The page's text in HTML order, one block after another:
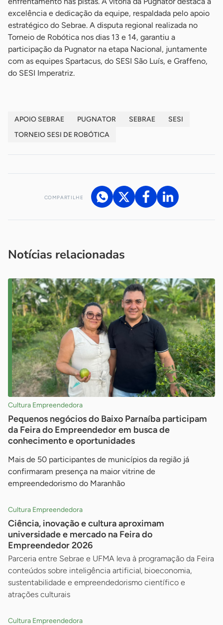
excelência e dedicação da equipe, respaldada pelo apoio
estratégico do Sebrae. A disputa regional realizada no
Torneio de Robótica nos dias 13 e 14, garantiu a
participação da Pugnator na etapa Nacional, juntamente
com as equipes Spartacus, do SESI São Luís, e Graffeno,
do SESI Imperatriz.
APOIO SEBRAE PUGNATOR SEBRAE
SESI
TORNEIO SESI DE ROBÓTICA
COMPARTILHE
Notícias relacionadas
Cultura Empreendedora
Pequenos negócios do Baixo Parnaíba participam
da Feira do Empreendedor em busca de
conhecimento e oportunidades
Mais de 50 participantes de municípios da região já
confirmaram presença na maior vitrine de
empreendedorismo do Maranhão
Cultura Empreendedora
Ciência, inovação e cultura aproximam
universidade e mercado na Feira do
Empreendedor 2026
Parceria entre Sebrae e UFMA leva à programação da Feira
conteúdos sobre inteligência artificial, bioeconomia,
sustentabilidade e empreendedorismo científico e
atrações culturais
Cultura Empreendedora